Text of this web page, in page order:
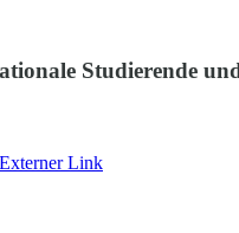
Studierende
Externer Link